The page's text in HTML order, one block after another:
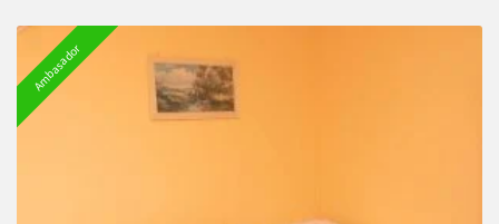
Ambasador